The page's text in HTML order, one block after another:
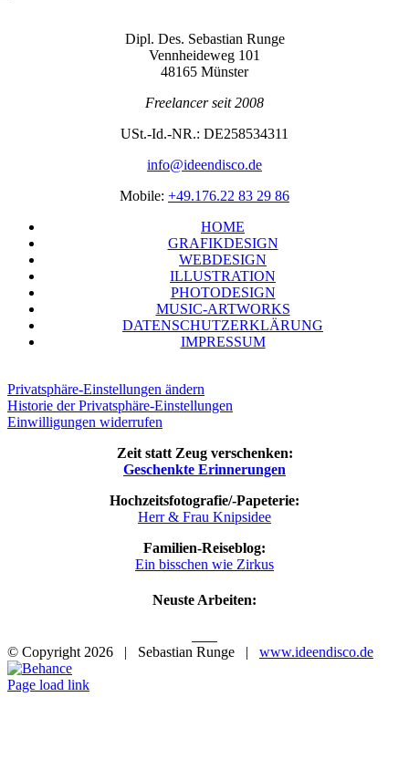
Dipl. Des. Sebas­ti­an Runge
Venn­hei­de­weg 101
48165 Münster
Free­lan­cer seit 2008
USt.-Id.-NR.: DE258534311
info@ideendisco.de
Mobi­le: +49.176.22 83 29 86
HOME
GRA­FIK­DE­SIGN
WEB­DE­SIGN
ILLUS­TRA­TI­ON
PHO­TO­DE­SIGN
MUSIC-ART­WORKS
DATEN­SCHUTZ­ER­KLÄ­RUNG
IMPRES­SUM
Privatsphäre-Einstellungen ändern
Historie der Privatsphäre-Einstellungen
Einwilligungen widerrufen
Zeit statt Zeug verschenken:
Geschenk­te Erinnerungen
Hoch­zeits­fo­to­gra­fie/-Pape­te­rie:
Herr & Frau Knipsidee
Fami­li­en-Rei­se­blog:
Ein biss­chen wie Zirkus
Neus­te Arbeiten:
© Copyright 2026 | Sebastian Runge | www.ideendisco.de
Instagram
Flickr
Xing
Behance
E-
Mail
Telefon
Page load link